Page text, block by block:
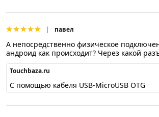
павел
А непосредственно физическое
андроид как происходит? Через какой
Touchbaza.ru
С помощью кабеля USB-MicroUSB OTG